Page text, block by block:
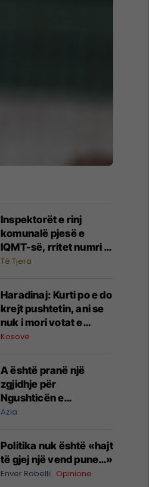
Inspektorët e rinj
komunalë pjesë e
IQMT-së, rritet numri i
tyre - nga 24 tashmë
Të Tjera
​Haradinaj: Kurti po e do
krejt pushtetin, ani se
nuk i mori votat e
mjaftueshme
Kosovë
A është pranë një
zgjidhje për
Ngushticën e
Hormuzit?
Azia
Politika nuk është «hajt
të gjej një vend pune…»
Enver Robelli Opinione